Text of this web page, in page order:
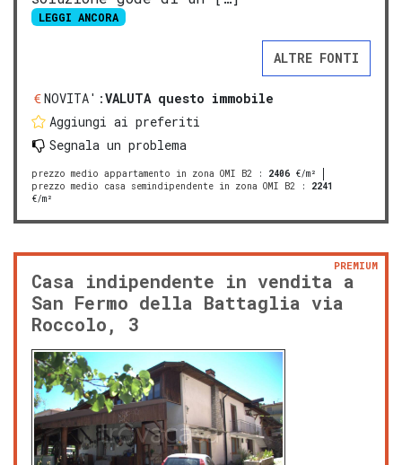
LEGGI ANCORA
ALTRE FONTI
NOVITA':VALUTA questo immobile
Aggiungi ai preferiti
Segnala un problema
prezzo medio appartamento in zona OMI B2 : 2406 €/m²
prezzo medio casa semindipendente in zona OMI B2 : 2241
€/m²
Casa indipendente in vendita a
San Fermo della Battaglia via
Roccolo, 3
PREMIUM